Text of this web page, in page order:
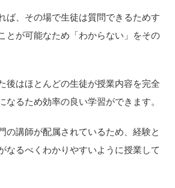
ば、その場で生徒は質問できるためす
とが可能なため「わからない」をその
後はほとんどの生徒が授業内容を完全
なるため効率の良い学習ができます。
の講師が配属されているため、経験と
なるべくわかりやすいように授業して